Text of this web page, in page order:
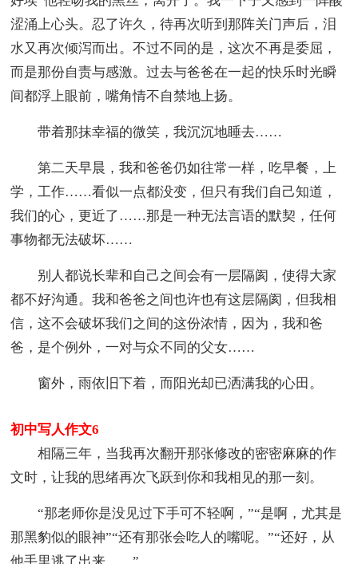
涩涌上心头。忍了许久，待再次听到那阵关门声后，泪
水又再次倾泻而出。不过不同的是，这次不再是委屈，
而是那份自责与感激。过去与爸爸在一起的快乐时光瞬
间都浮上眼前，嘴角情不自禁地上扬。
带着那抹幸福的微笑，我沉沉地睡去……
第二天早晨，我和爸爸仍如往常一样，吃早餐，上
学，工作……看似一点都没变，但只有我们自己知道，
我们的心，更近了……那是一种无法言语的默契，任何
事物都无法破坏……
别人都说长辈和自己之间会有一层隔阂，使得大家
都不好沟通。我和爸爸之间也许也有这层隔阂，但我相
信，这不会破坏我们之间的这份浓情，因为，我和爸
爸，是个例外，一对与众不同的父女……
窗外，雨依旧下着，而阳光却已洒满我的心田。
初中写人作文6
相隔三年，当我再次翻开那张修改的密密麻麻的作
文时，让我的思绪再次飞跃到你和我相见的那一刻。
“那老师你是没见过下手可不轻啊，”“是啊，尤其是
那黑豹似的眼神”“还有那张会吃人的嘴呢。”“还好，从